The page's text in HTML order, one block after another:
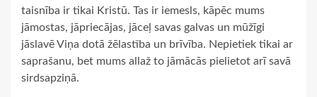
taisnība ir tikai Kristū. Tas ir iemesls, kāpēc mums
jāmostas, jāpriecājas, jāceļ savas galvas un mūžīgi
jāslavē Viņa dotā žēlastība un brīvība. Nepietiek tikai ar
saprašanu, bet mums allaž to jāmācās pielietot arī savā
sirdsapziņā.